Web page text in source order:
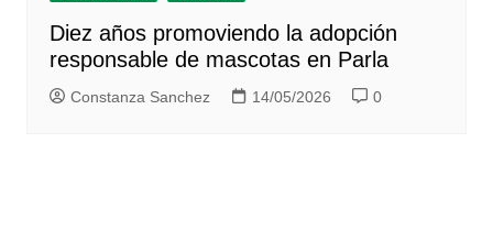
Diez años promoviendo la adopción
responsable de mascotas en Parla
Constanza Sanchez 14/05/2026 0